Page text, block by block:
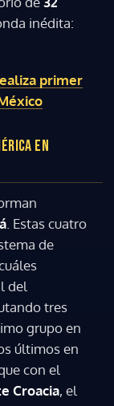
inédita:
primer
EN
. Estas cuatro
de
del
tres
grupo en
últimos en
con el
Croacia, el